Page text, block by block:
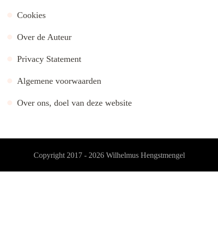
Cookies
Over de Auteur
Privacy Statement
Algemene voorwaarden
Over ons, doel van deze website
Copyright 2017 - 2026 Wilhelmus Hengstmengel